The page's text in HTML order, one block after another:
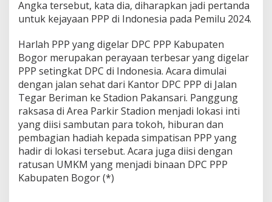
Angka tersebut, kata dia, diharapkan jadi pertanda
untuk kejayaan PPP di Indonesia pada Pemilu 2024.
Harlah PPP yang digelar DPC PPP Kabupaten
Bogor merupakan perayaan terbesar yang digelar
PPP setingkat DPC di Indonesia. Acara dimulai
dengan jalan sehat dari Kantor DPC PPP di Jalan
Tegar Beriman ke Stadion Pakansari. Panggung
raksasa di Area Parkir Stadion menjadi lokasi inti
yang diisi sambutan para tokoh, hiburan dan
pembagian hadiah kepada simpatisan PPP yang
hadir di lokasi tersebut. Acara juga diisi dengan
ratusan UMKM yang menjadi binaan DPC PPP
Kabupaten Bogor (*)